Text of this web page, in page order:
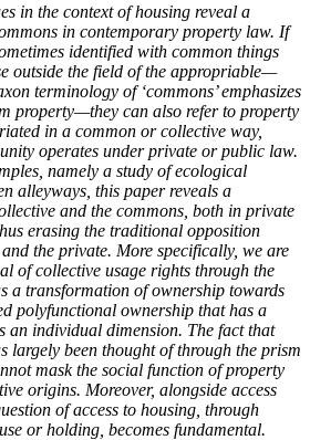
in the context of housing reveal a
in contemporary property law. If
identified with common things
outside the field of the appropriable—
terminology of ‘commons’ emphasizes
property—they can also refer to property
in a common or collective way,
operates under private or public law.
namely a study of ecological
alleyways, this paper reveals a
and the commons, both in private
erasing the traditional opposition
the private. More specifically, we are
of collective usage rights through the
a transformation of ownership towards
polyfunctional ownership that has a
an individual dimension. The fact that
largely been thought of through the prism
mask the social function of property
origins. Moreover, alongside access
of access to housing, through
or holding, becomes fundamental.